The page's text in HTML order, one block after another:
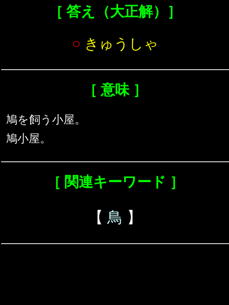
［ 答え（大正解）］
○ きゅうしゃ
［ 意味 ］
鳩を飼う小屋。
鳩小屋。
［ 関連キーワード ］
【 鳥 】